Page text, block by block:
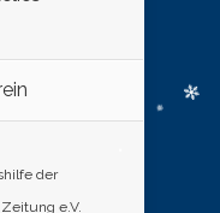
der
e.V.